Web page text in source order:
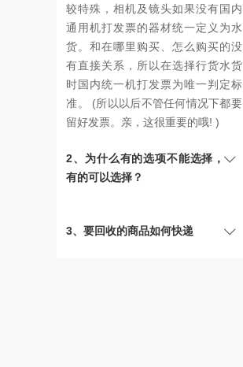
较特殊，相机及镜头如果没有国内
通用机打发票的器材统一定义为水
货。和在哪里购买、怎么购买的没
有直接关系，所以在选择行货水货
时国内统一机打发票为唯一判定标
准。 (所以以后不管任何情况下都要
留好发票。亲，这很重要的哦! )
2、为什么有的选项不能选择，
有的可以选择？
3、要回收的商品如何快递